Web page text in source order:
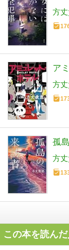
方
ア
方
孤
方
この本を読ん